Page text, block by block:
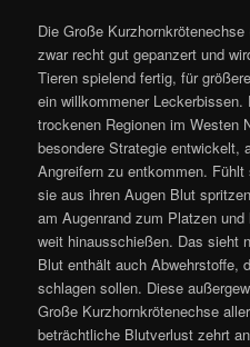
Die Große Kurzhornkrötenechse
zwar recht gut gepanzert und
Tieren spielend fertig, für
ein willkommener
trockenen Regionen im Westen
besondere Strategie entwickelt,
Angreifern zu entkommen.
sie aus ihren Augen Blut
am Augenrand zum Platzen
weit hinausschießen. Das sieht
Blut enthält auch Abwehrstoffe,
schlagen sollen. Diese
Große Kurzhornkrötenechse
beträchtliche Blutverlust zehrt